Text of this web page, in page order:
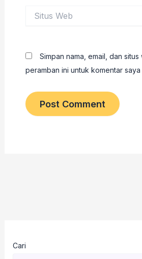
Web
Simpan nama, email, dan
peramban ini untuk komentar
Cari